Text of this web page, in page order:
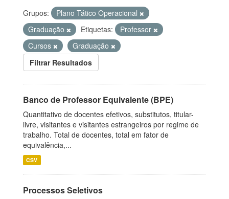
Grupos:
Plano Tático Operacional
Graduação
Etiquetas:
Professor
Cursos
Graduação
Filtrar Resultados
Banco de Professor Equivalente (BPE)
Quantitativo de docentes efetivos, substitutos, titular-
livre, visitantes e visitantes estrangeiros por regime de
trabalho. Total de docentes, total em fator de
equivalência,...
CSV
Processos Seletivos